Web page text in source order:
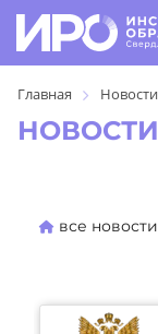
Главная Новости
НОВОСТИ
все новости